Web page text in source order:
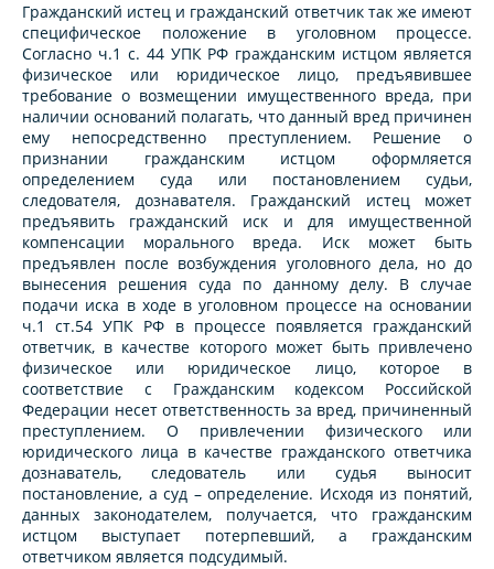
Гражданский истец и гражданский ответчик так же имеют
специфическое положение в уголовном процессе.
Согласно ч.1 с. 44 УПК РФ гражданским истцом является
физическое или юридическое лицо, предъявившее
требование о возмещении имущественного вреда, при
наличии оснований полагать, что данный вред причинен
ему непосредственно преступлением. Решение о
признании гражданским истцом оформляется
определением суда или постановлением судьи,
следователя, дознавателя. Гражданский истец может
предъявить гражданский иск и для имущественной
компенсации морального вреда. Иск может быть
предъявлен после возбуждения уголовного дела, но до
вынесения решения суда по данному делу. В случае
подачи иска в ходе в уголовном процессе на основании
ч.1 ст.54 УПК РФ в процессе появляется гражданский
ответчик, в качестве которого может быть привлечено
физическое или юридическое лицо, которое в
соответствие с Гражданским кодексом Российской
Федерации несет ответственность за вред, причиненный
преступлением. О привлечении физического или
юридического лица в качестве гражданского ответчика
дознаватель, следователь или судья выносит
постановление, а суд – определение. Исходя из понятий,
данных законодателем, получается, что гражданским
истцом выступает потерпевший, а гражданским
ответчиком является подсудимый.